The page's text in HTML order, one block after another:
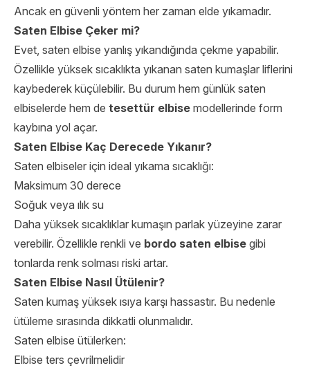
Ancak en güvenli yöntem her zaman elde yıkamadır.
Saten Elbise Çeker mi?
Evet, saten elbise yanlış yıkandığında çekme yapabilir.
Özellikle yüksek sıcaklıkta yıkanan saten kumaşlar liflerini
kaybederek küçülebilir. Bu durum hem günlük saten
elbiselerde hem de tesettür elbise modellerinde form
kaybına yol açar.
Saten Elbise Kaç Derecede Yıkanır?
Saten elbiseler için ideal yıkama sıcaklığı:
Maksimum 30 derece
Soğuk veya ılık su
Daha yüksek sıcaklıklar kumaşın parlak yüzeyine zarar
verebilir. Özellikle renkli ve bordo saten elbise gibi
tonlarda renk solması riski artar.
Saten Elbise Nasıl Ütülenir?
Saten kumaş yüksek ısıya karşı hassastır. Bu nedenle
ütüleme sırasında dikkatli olunmalıdır.
Saten elbise ütülerken:
Elbise ters çevrilmelidir